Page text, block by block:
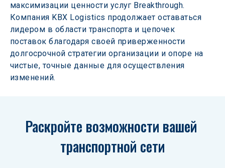
максимизации ценности услуг Breakthrough.
Компания KBX Logistics продолжает оставаться
лидером в области транспорта и цепочек
поставок благодаря своей приверженности
долгосрочной стратегии организации и опоре на
чистые, точные данные для осуществления
изменений.
Раскройте возможности вашей
транспортной сети